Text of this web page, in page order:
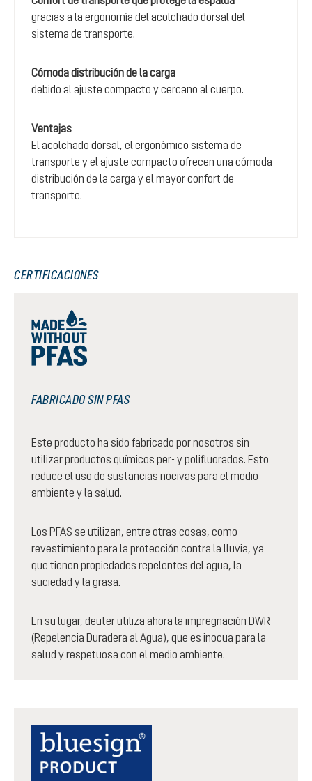
gracias a la ergonomía del acolchado dorsal del
sistema de transporte.
Cómoda distribución de la carga
debido al ajuste compacto y cercano al cuerpo.
Ventajas
El acolchado dorsal, el ergonómico sistema de
transporte y el ajuste compacto ofrecen una cómoda
distribución de la carga y el mayor confort de
transporte.
CERTIFICACIONES
FABRICADO SIN PFAS
Este producto ha sido fabricado por nosotros sin
utilizar productos químicos per- y polifluorados. Esto
reduce el uso de sustancias nocivas para el medio
ambiente y la salud.
Los PFAS se utilizan, entre otras cosas, como
revestimiento para la protección contra la lluvia, ya
que tienen propiedades repelentes del agua, la
suciedad y la grasa.
En su lugar, deuter utiliza ahora la impregnación DWR
(Repelencia Duradera al Agua), que es inocua para la
salud y respetuosa con el medio ambiente.